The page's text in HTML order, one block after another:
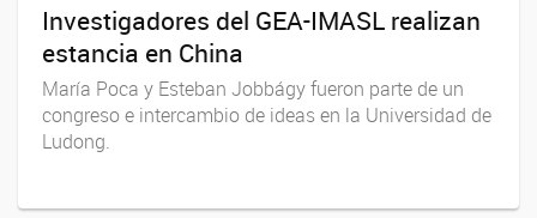
Investigadores del GEA-IMASL realizan
estancia en China
María Poca y Esteban Jobbágy fueron parte de un
congreso e intercambio de ideas en la Universidad de
Ludong.